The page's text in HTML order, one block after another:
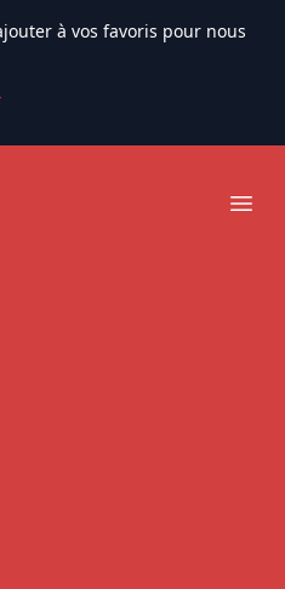
à vos favoris pour nous